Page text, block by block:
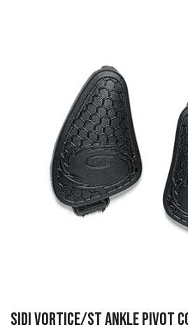
Sidi Vortice/ST Ankle Pivot